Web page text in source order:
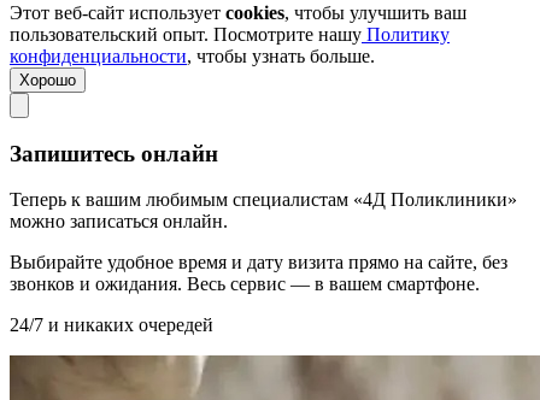
Этот веб-сайт использует cookies, чтобы улучшить ваш
пользовательский опыт. Посмотрите нашу Политику
конфиденциальности, чтобы узнать больше.
Хорошо
Запишитесь онлайн
Теперь к вашим любимым специалистам «4Д Поликлиники»
можно записаться онлайн.
Выбирайте удобное время и дату визита прямо на сайте, без
звонков и ожидания. Весь сервис — в вашем смартфоне.
24/7 и никаких очередей